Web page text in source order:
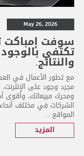
May 26, 2026
سوفت إمباكت
تكتفي
والنتائج.
مع تطور الأعمال في
مجرد وجود على الإنترنت،
ومحرك مبيعاتك، وأقوى
الشركات في مختلف
المواقع...
المزيد